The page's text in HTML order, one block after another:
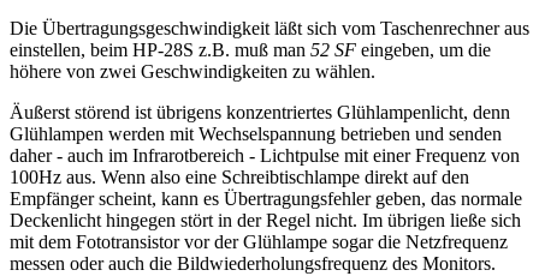
Die Übertragungsgeschwindigkeit läßt sich vom Taschenrechner aus
einstellen, beim HP-28S z.B. muß man 52 SF eingeben, um die
höhere von zwei Geschwindigkeiten zu wählen.
Äußerst störend ist übrigens konzentriertes Glühlampenlicht, denn
Glühlampen werden mit Wechselspannung betrieben und senden
daher - auch im Infrarotbereich - Lichtpulse mit einer Frequenz von
100Hz aus. Wenn also eine Schreibtischlampe direkt auf den
Empfänger scheint, kann es Übertragungsfehler geben, das normale
Deckenlicht hingegen stört in der Regel nicht. Im übrigen ließe sich
mit dem Fototransistor vor der Glühlampe sogar die Netzfrequenz
messen oder auch die Bildwiederholungsfrequenz des Monitors.